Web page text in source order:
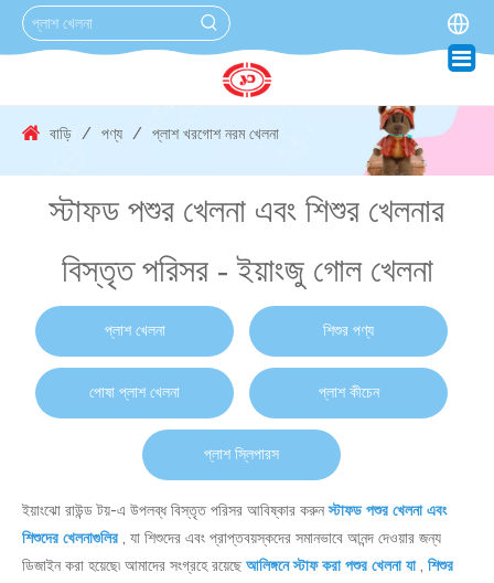
বাড়ি / পণ্য / প্লাশ খরগোশ নরম খেলনা
স্টাফড পশুর খেলনা এবং শিশুর খেলনার
বিস্তৃত পরিসর - ইয়াংজু গোল খেলনা
প্লাশ খেলনা শিশুর পণ্য
পোষা প্লাশ খেলনা প্লাশ কীচেন
প্লাশ স্লিপারস
ইয়াংঝো রাউন্ড টয়-এ উপলব্ধ বিস্তৃত পরিসর আবিষ্কার করুনস্টাফড পশুর খেলনা এবং
শিশুদের খেলনাগুলির
, যা শিশুদের এবং প্রাপ্তবয়স্কদের সমানভাবে আনন্দ দেওয়ার জন্য
ডিজাইন করা হয়েছে৷ আমাদের সংগ্রহে রয়েছে আলিঙ্গনে স্টাফ করা পশুর খেলনা যা
শিশুর